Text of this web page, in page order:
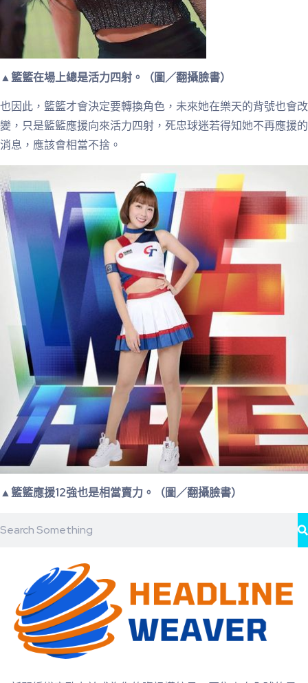
▲籃籃在場上總是活力四射。（圖／翻攝臉書）
也因此，籃籃才會決定要轉換角色，未來她在樂天的背號也會改
變，只是籃籃應援向來活力四射，死忠球迷若得知她不再應援的
消息，應該會相當不捨。
▲籃籃應援12強也是相當賣力。（圖／翻攝臉書）